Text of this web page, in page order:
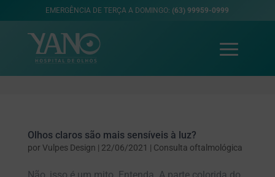
EMERGÊNCIA DE TERÇA A DOMINGO: (63) 99959-0999
Olhos claros são mais sensíveis à luz?
porVulpes Design | 22/06/2021 | Consulta oftalmológica